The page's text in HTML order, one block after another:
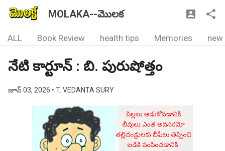
MOLAKA--మొలక
ALL Book Review health tips Memories new
నేటి కార్టూన్ : బి. పురుషోత్తం
జూన్ 03, 2026 • T. VEDANTA SURY